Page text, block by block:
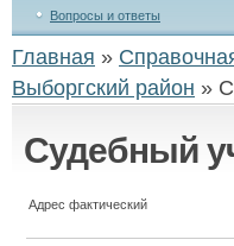
Вопросы и ответы
Главная »
Выборгский район »
Судебный
Адрес фактический